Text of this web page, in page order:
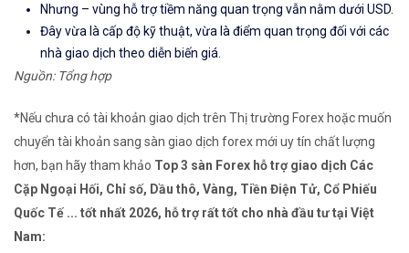
Nhưng – vùng hỗ trợ tiềm năng quan trọng vẫn nằm dưới USD.
Đây vừa là cấp độ kỹ thuật, vừa là điểm quan trọng đối với các
nhà giao dịch theo diễn biến giá.
Nguồn: Tổng hợp
*Nếu chưa có tài khoản giao dịch trên Thị trường Forex hoặc muốn
chuyển tài khoản sang sàn giao dịch forex mới uy tín chất lượng
hơn, bạn hãy tham khảo Top 3 sàn Forex hỗ trợ giao dịch Các
Cặp Ngoại Hối, Chỉ số, Dầu thô, Vàng, Tiền Điện Tử, Cổ Phiếu
Quốc Tế ... tốt nhất 2026, hỗ trợ rất tốt cho nhà đầu tư tại Việt
Nam: